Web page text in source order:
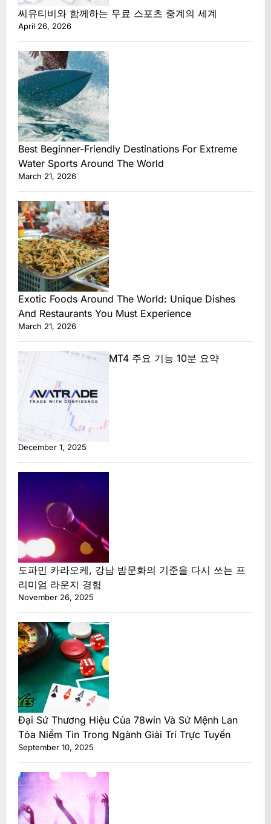
씨유티비와 함께하는 무료 스포츠 중계의 세계
April 26, 2026
Best Beginner-Friendly Destinations For Extreme
Water Sports Around The World
March 21, 2026
Exotic Foods Around The World: Unique Dishes
And Restaurants You Must Experience
March 21, 2026
MT4 주요 기능 10분 요약
December 1, 2025
도파민 카라오케, 강남 밤문화의 기준을 다시 쓰는 프
리미엄 라운지 경험
November 26, 2025
Đại Sứ Thương Hiệu Của 78win Và Sứ Mệnh Lan
Tỏa Niềm Tin Trong Ngành Giải Trí Trực Tuyến
September 10, 2025